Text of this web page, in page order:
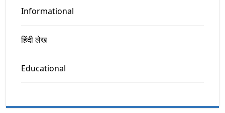
Informational
हिंदी लेख
Educational